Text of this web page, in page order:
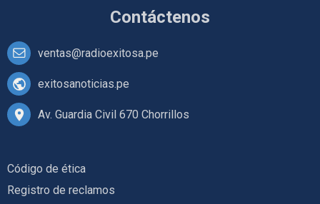
Contáctenos
ventas@radioexitosa.pe
exitosanoticias.pe
Av. Guardia Civil 670 Chorrillos
Código de ética
Registro de reclamos